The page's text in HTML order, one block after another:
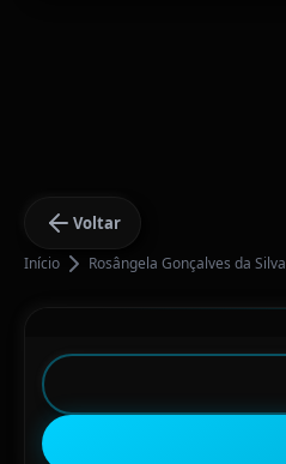
Voltar
Início Rosângela Gonçalves da Silva